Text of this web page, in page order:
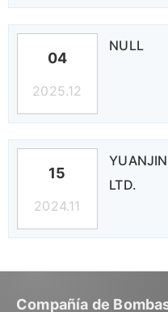
04
2025.12
NULL
15
2024.11
LTD.
Compañía de